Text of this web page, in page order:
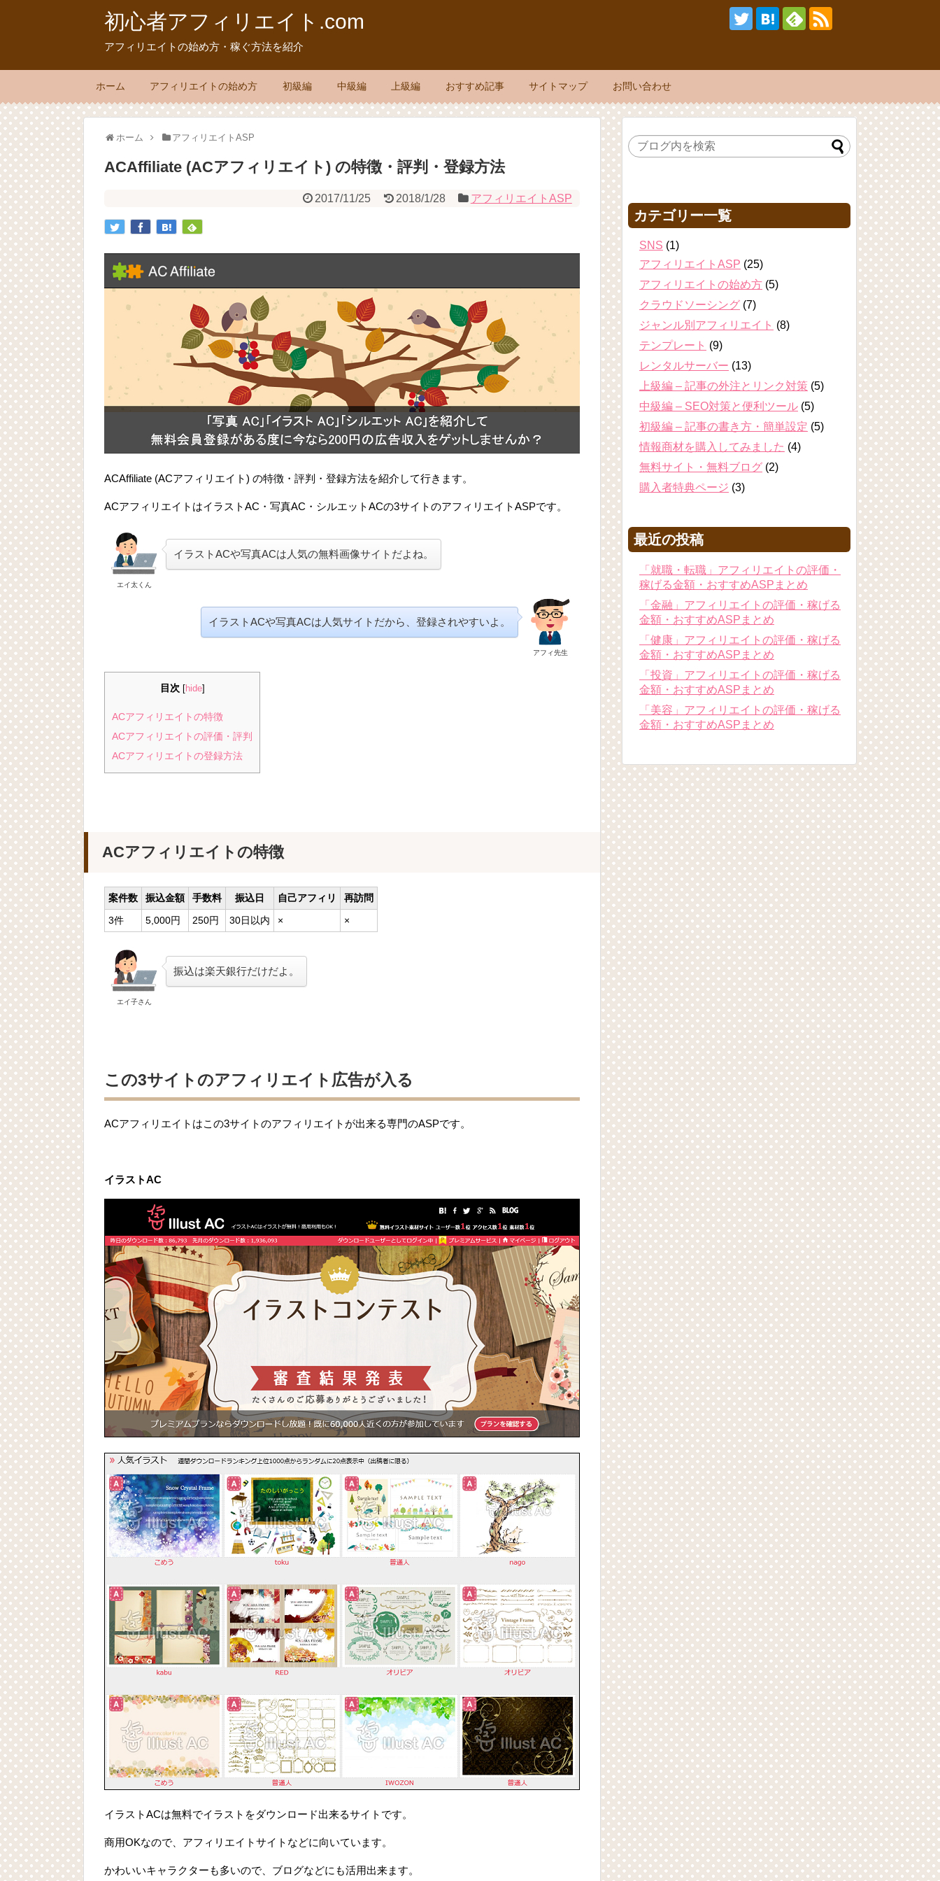
初心者アフィリエイト.com
アフィリエイトの始め方・稼ぐ方法を紹介
ホーム アフィリエイトの始め方 初級編 中級編 上級編 おすすめ記事 サイトマップ お問い合わせ
ホーム アフィリエイトASP
ACAffiliate (ACアフィリエイト) の特徴・評判・登録方法
2017/11/25 2018/1/28 アフィリエイトASP
ACAffiliate (ACアフィリエイト) の特徴・評判・登録方法を紹介して行きます。
ACアフィリエイトはイラストAC・写真AC・シルエットACの3サイトのアフィリエイトASPです。
エイ太くん
イラストACや写真ACは人気の無料画像サイトだよね。
アフィ先生
イラストACや写真ACは人気サイトだから、登録されやすいよ。
目次 [hide]
ACアフィリエイトの特徴
ACアフィリエイトの評価・評判
ACアフィリエイトの登録方法
ACアフィリエイトの特徴
案件数 振込金額 手数料 振込日 自己アフィリ 再訪問
3件 5,000円 250円 30日以内 × ×
エイ子さん
振込は楽天銀行だけだよ。
この3サイトのアフィリエイト広告が入る
ACアフィリエイトはこの3サイトのアフィリエイトが出来る専門のASPです。
イラストAC
イラストACは無料でイラストをダウンロード出来るサイトです。
商用OKなので、アフィリエイトサイトなどに向いています。
かわいいキャラクターも多いので、ブログなどにも活用出来ます。
カテゴリー一覧
SNS (1)
アフィリエイトASP (25)
アフィリエイトの始め方 (5)
クラウドソーシング (7)
ジャンル別アフィリエイト (8)
テンプレート (9)
レンタルサーバー (13)
上級編 – 記事の外注とリンク対策 (5)
中級編 – SEO対策と便利ツール (5)
初級編 – 記事の書き方・簡単設定 (5)
情報商材を購入してみました (4)
無料サイト・無料ブログ (2)
購入者特典ページ (3)
最近の投稿
「就職・転職」アフィリエイトの評価・
稼げる金額・おすすめASPまとめ
「金融」アフィリエイトの評価・稼げる
金額・おすすめASPまとめ
「健康」アフィリエイトの評価・稼げる
金額・おすすめASPまとめ
「投資」アフィリエイトの評価・稼げる
金額・おすすめASPまとめ
「美容」アフィリエイトの評価・稼げる
金額・おすすめASPまとめ